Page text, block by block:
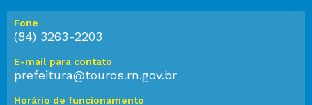
Fone
(84) 3263-2203
E-mail para contato
prefeitura@touros.rn.gov.br
Horário de funcionamento